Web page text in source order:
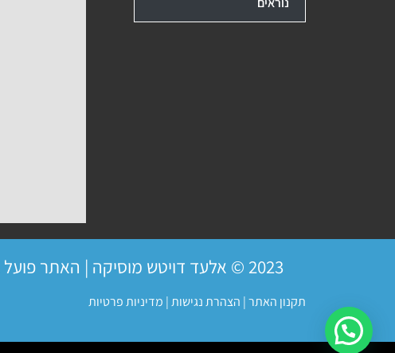
2023 © אלעד דויטש מוסיקה | האתר פועל ברשיון
תקנון האתר| הצהרת נגישות| מדיניות פרטיות